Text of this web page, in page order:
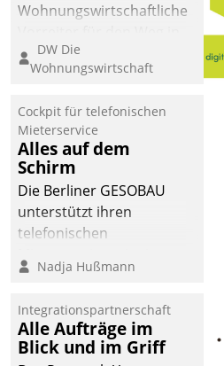
Wohnungswirtschaftliche
eine digitale Zukunft zu
finden, ist das Ziel des
der
Wohnungswirtschaft“.
Bewerben können sich
dafür ein Team
bestehend aus
Wohnungsunternehmen
und PropTech.
DW Die
Wohnungswirtschaft
Cockpit für telefonischen
Mieterservice
Alles auf dem
Schirm
Die Berliner GESOBAU
unterstützt ihren
telefonischen
digitalen Cockpit, das
passende Fragen und
Schlagworte auswirft.
Eine intuitive
Nadja Hußmann
Integrationspartnerschaft
Alle Aufträge im
Blick und im Griff